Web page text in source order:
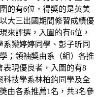
的有6位，得奬的是英美
大三出國期間修習成績優
來評選，入圍的有6位，
欒婷婷同學、彭子昕同
；領袖奬由系（組）各推
表現優良者，入圍的有8
科技學系林柏鈞同學及全
由各系推薦1名，共3名參